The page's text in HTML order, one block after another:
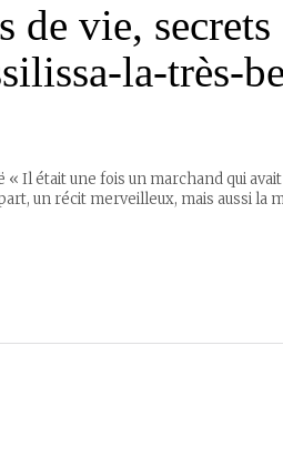
de vie, secrets
la-très-
Il était une fois un marchand qui
un récit merveilleux, mais aussi la